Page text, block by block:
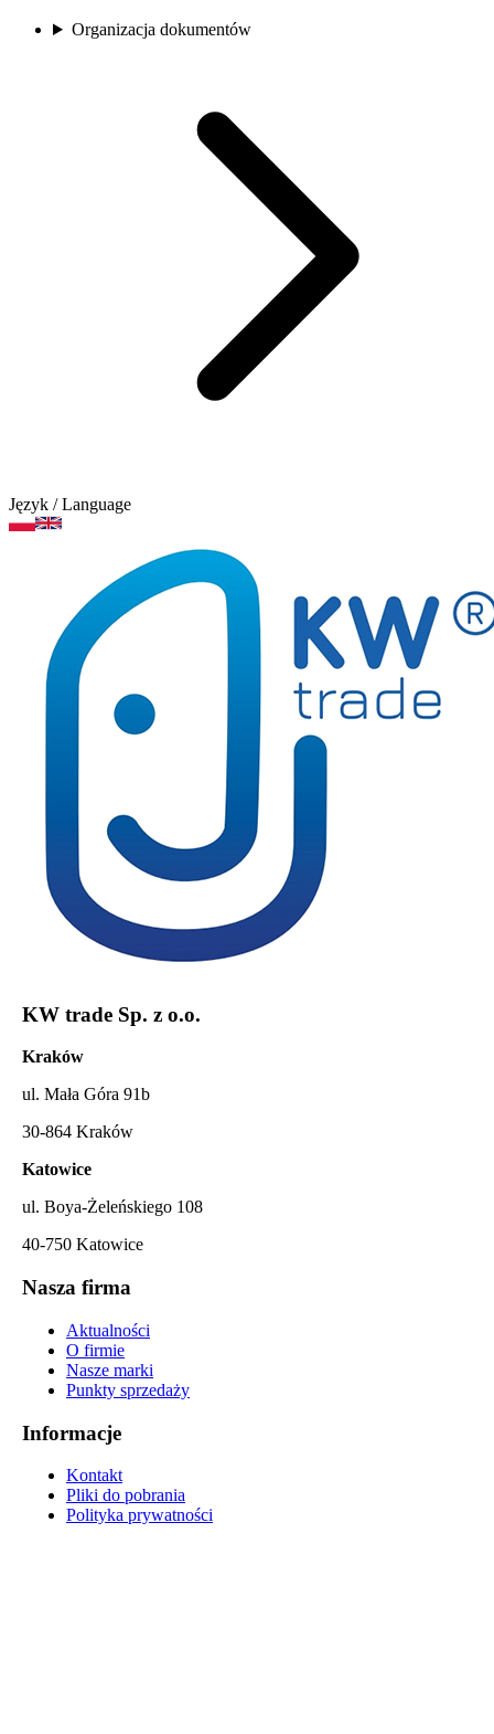
Organizacja dokumentów
Język / Language
KW trade Sp. z o.o.
Kraków
ul. Mała Góra 91b
30-864 Kraków
Katowice
ul. Boya-Żeleńskiego 108
40-750 Katowice
Nasza firma
Aktualności
O firmie
Nasze marki
Punkty sprzedaży
Informacje
Kontakt
Pliki do pobrania
Polityka prywatności